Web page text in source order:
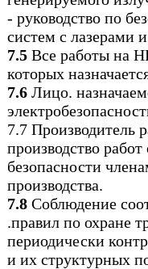
- руководство по
систем с лазерами
7.5 Все работы на
которых
7.6 Лицо.
7.7 Производитель
производство
безопасности
производства.
7.8 Соблюдение
.правил по охране
периодически
и их структурных